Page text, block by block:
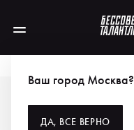
Ваш город Москва?
ДА, ВСЕ ВЕРНО